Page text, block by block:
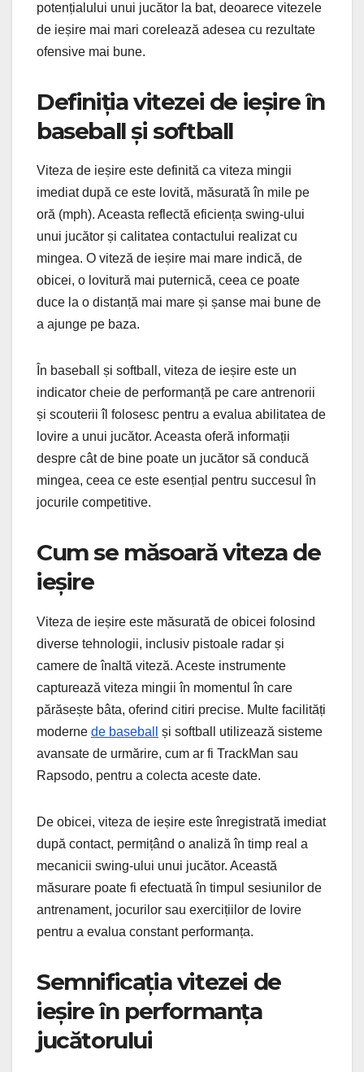
potențialului unui jucător la bat, deoarece vitezele
de ieșire mai mari corelează adesea cu rezultate
ofensive mai bune.
Definiția vitezei de ieșire în
baseball și softball
Viteza de ieșire este definită ca viteza mingii
imediat după ce este lovită, măsurată în mile pe
oră (mph). Aceasta reflectă eficiența swing-ului
unui jucător și calitatea contactului realizat cu
mingea. O viteză de ieșire mai mare indică, de
obicei, o lovitură mai puternică, ceea ce poate
duce la o distanță mai mare și șanse mai bune de
a ajunge pe baza.
În baseball și softball, viteza de ieșire este un
indicator cheie de performanță pe care antrenorii
și scouterii îl folosesc pentru a evalua abilitatea de
lovire a unui jucător. Aceasta oferă informații
despre cât de bine poate un jucător să conducă
mingea, ceea ce este esențial pentru succesul în
jocurile competitive.
Cum se măsoară viteza de
ieșire
Viteza de ieșire este măsurată de obicei folosind
diverse tehnologii, inclusiv pistoale radar și
camere de înaltă viteză. Aceste instrumente
capturează viteza mingii în momentul în care
părăsește bâta, oferind citiri precise. Multe facilități
moderne de baseball
și softball utilizează sisteme
avansate de urmărire, cum ar fi TrackMan sau
Rapsodo, pentru a colecta aceste date.
De obicei, viteza de ieșire este înregistrată imediat
după contact, permițând o analiză în timp real a
mecanicii swing-ului unui jucător. Această
măsurare poate fi efectuată în timpul sesiunilor de
antrenament, jocurilor sau exercițiilor de lovire
pentru a evalua constant performanța.
Semnificația vitezei de
ieșire în performanța
jucătorului